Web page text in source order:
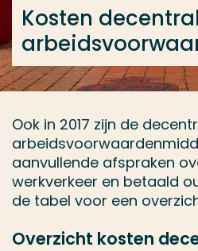
Kosten
Ook in 2017 zijn de
aanvullende afspraken
werkverkeer en betaald
de tabel voor een
Overzicht kosten